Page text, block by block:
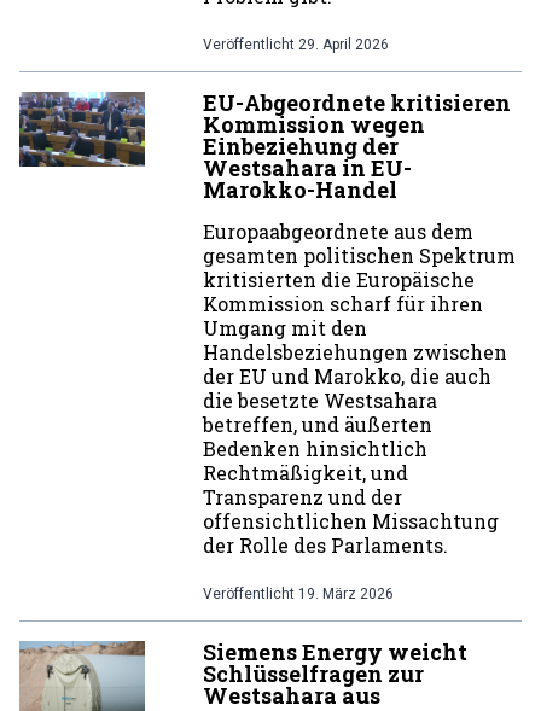
Veröffentlicht 29. April 2026
EU-Abgeordnete kritisieren
Kommission wegen
Einbeziehung der
Westsahara in EU-
Marokko-Handel
Europaabgeordnete aus dem
gesamten politischen Spektrum
kritisierten die Europäische
Kommission scharf für ihren
Umgang mit den
Handelsbeziehungen zwischen
der EU und Marokko, die auch
die besetzte Westsahara
betreffen, und äußerten
Bedenken hinsichtlich
Rechtmäßigkeit, und
Transparenz und der
offensichtlichen Missachtung
der Rolle des Parlaments.
Veröffentlicht 19. März 2026
Siemens Energy weicht
Schlüsselfragen zur
Westsahara aus